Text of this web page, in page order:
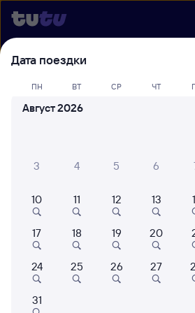
Выберите день, чтобы
билеты Озеро-
Откуда
Кто едет
Найти поезда
Дата поездки
ПН ВТ СР ЧТ
Август 2026
3 4 5 6
10 11 12 13
17 18 19 20
24 25 26 27
31